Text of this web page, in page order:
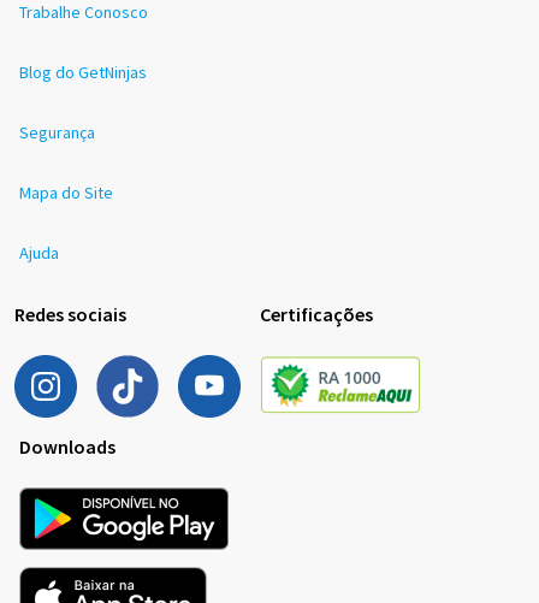
Trabalhe Conosco
Blog do GetNinjas
Segurança
Mapa do Site
Ajuda
Redes sociais Certificações
Downloads